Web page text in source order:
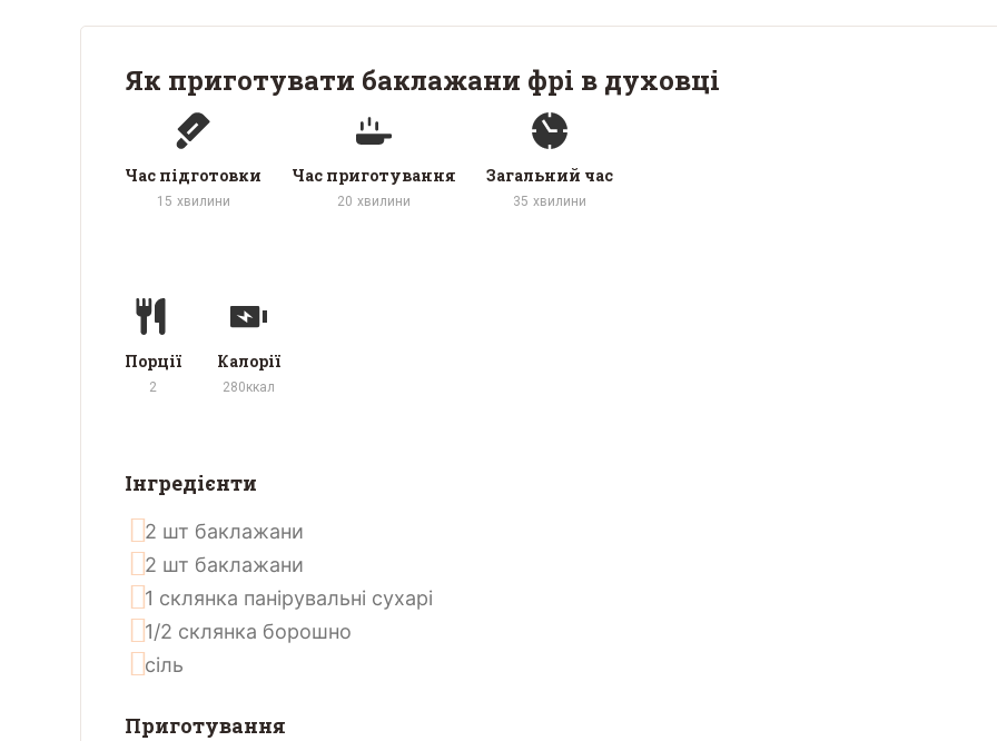
Як приготувати баклажани фрі в духовці
Час підготовки
15 хвилини
Час приготування
20 хвилини
Загальний час
35 хвилини
Порції
2
Калорії
280ккал
Інгредієнти
2 шт баклажани
2 шт баклажани
1 склянка панірувальні сухарі
1/2 склянка борошно
сіль
Приготування